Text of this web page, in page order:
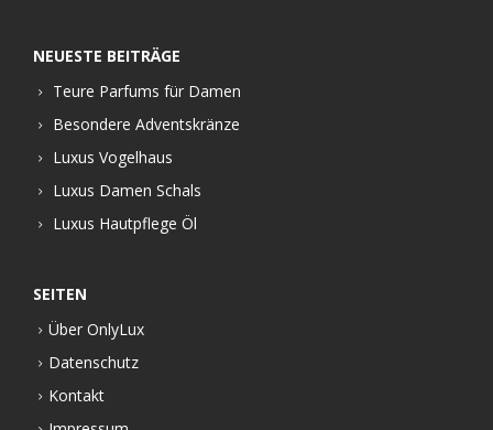
NEUESTE BEITRÄGE
Teure Parfums für Damen
Besondere Adventskränze
Luxus Vogelhaus
Luxus Damen Schals
Luxus Hautpflege Öl
SEITEN
Über OnlyLux
Datenschutz
Kontakt